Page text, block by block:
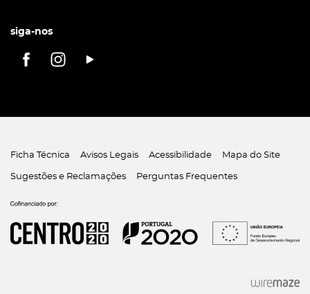
siga-nos
Ficha Técnica Avisos Legais Acessibilidade Mapa do Site
Sugestões e Reclamações Perguntas Frequentes